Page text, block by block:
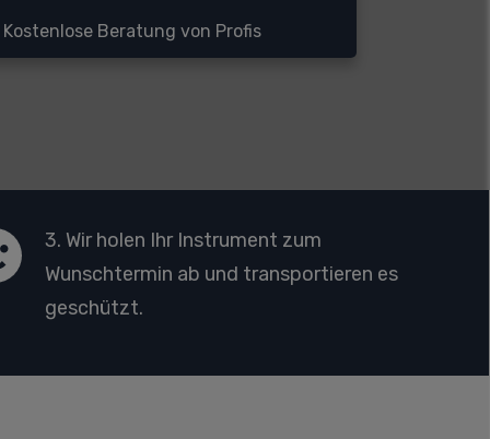
Kostenlose Beratung von Profis
3. Wir holen Ihr Instrument zum
Wunschtermin ab und transportieren es
geschützt.